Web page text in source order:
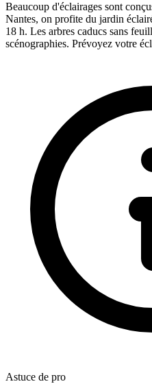
Beaucoup d'éclairages sont
Nantes, on profite du jardin
18 h. Les arbres caducs sans
scénographies. Prévoyez votre
Astuce de pro